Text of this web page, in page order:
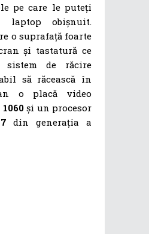
pe care le puteți
obișnuit.
o suprafață foarte
și tastatură ce
sistem de răcire
să răcească în
o placă video
și un procesor
din generația a